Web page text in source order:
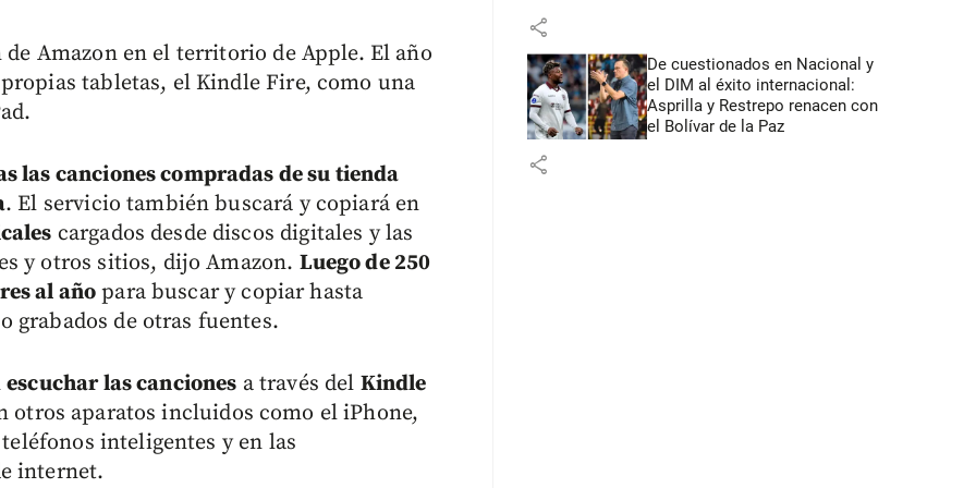
Amazon en el territorio de Apple. El año
tabletas, el Kindle Fire, como una
las canciones compradas de su tienda
. El servicio también buscará y copiará en
cargados desde discos digitales y las
y otros sitios, dijo Amazon. Luego de 250
al año para buscar y copiar hasta
grabados de otras fuentes.
escuchar las canciones a través del Kindle
otros aparatos incluidos como el iPhone,
inteligentes y en las
internet.
share
De cuestionados en Nacional y
el DIM al éxito internacional:
Asprilla y Restrepo renacen con
el Bolívar de la Paz
share